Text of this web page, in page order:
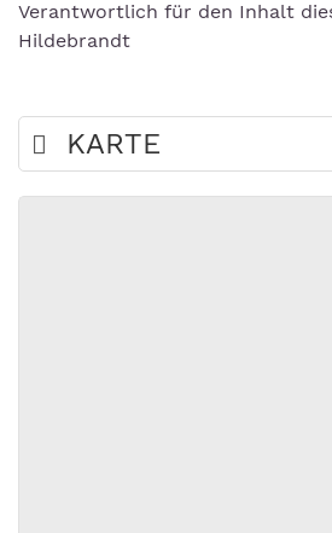
Verantwortlich für den Inhalt
Hildebrandt
KARTE